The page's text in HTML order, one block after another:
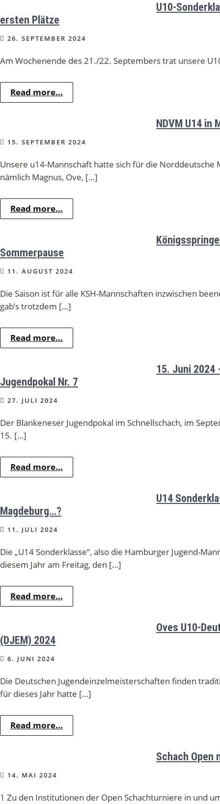
U10-
ersten Plätze
26. SEPTEMBER 2024
Am Wochenende des 21./22. Septembers trat unsere
Read more...
NDVM U14 in
15. SEPTEMBER 2024
Unsere u14-Mannschaft hatte sich für die
nämlich Magnus, Ove, […]
Read more...
Sommerpause
11. AUGUST 2024
Die Saison ist für alle KSH-Mannschaften inzwischen
gab’s trotzdem […]
Read more...
15. Juni 2024
Jugendpokal Nr. 7
27. JULI 2024
Der Blankeneser Jugendpokal im Schnellschach, im
15. […]
Read more...
U14
Magdeburg…?
11. JULI 2024
Die „U14 Sonderklasse“, also die Hamburger Jugend-
diesem Jahr am Freitag, den […]
Read more...
Oves U10-
(DJEM) 2024
6. JUNI 2024
Die Deutschen Jugendeinzelmeisterschaften finden
für dieses Jahr hatte […]
Read more...
Schach Open
14. MAI 2024
1 Zu den Institutionen der Open Schachturniere in und